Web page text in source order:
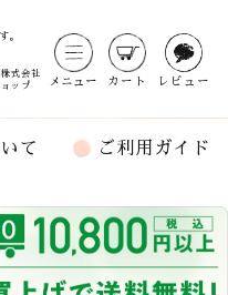
。
式会社
ップ
メニュー カート レビュー
て ご利用ガイド